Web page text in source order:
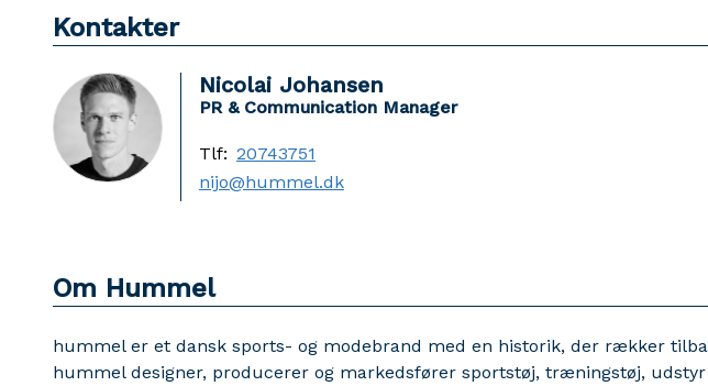
Kontakter
Nicolai Johansen
PR & Communication Manager
Tlf: 20743751
nijo@hummel.dk
Om Hummel
hummel er et dansk sports- og modebrand med en historik, der rækker
hummel designer, producerer og markedsfører sportstøj, træningstøj,